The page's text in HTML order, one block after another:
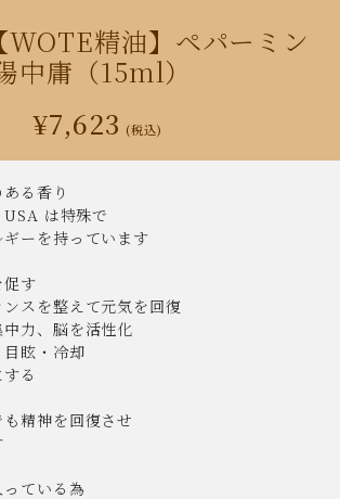
WOTE精油】ペパーミン
中庸（15ml）
¥7,623 (税込)
る香り
は特殊で
ーを持っています
促す
ンスを整えて元気を回復
中力、脳を活性化
目眩・冷却
る
精神を回復させ
ている為